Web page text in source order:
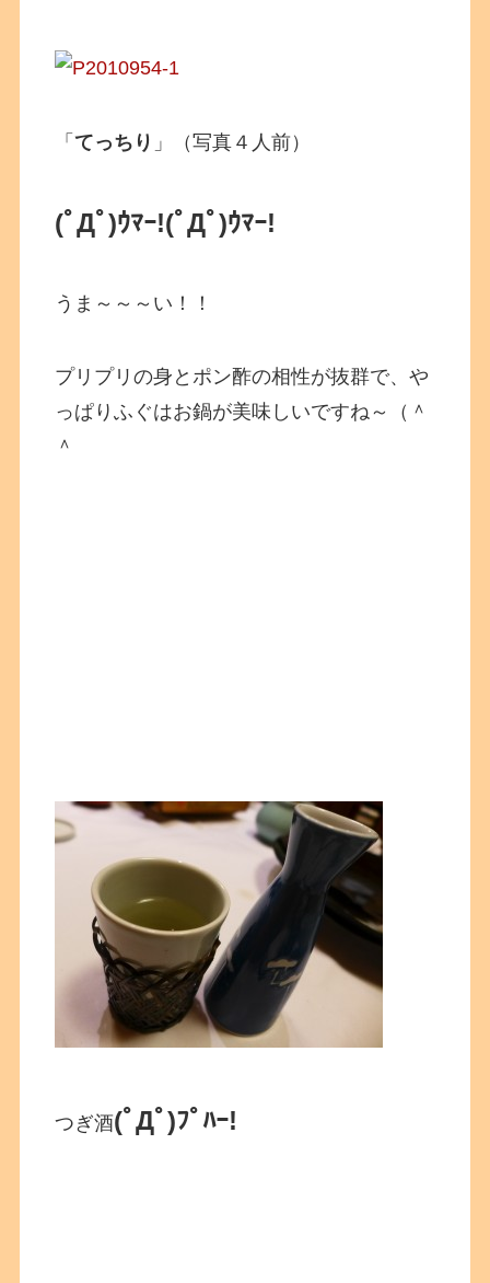
「てっちり 」（写真４人前）
(ﾟДﾟ)ｳﾏｰ!(ﾟДﾟ)ｳﾏｰ!
うま～～～い！！
プリプリの身とポン酢の相性が抜群で、や
っぱりふぐはお鍋が美味しいですね～（＾
＾
つぎ酒(ﾟДﾟ)ﾌﾟﾊｰ!